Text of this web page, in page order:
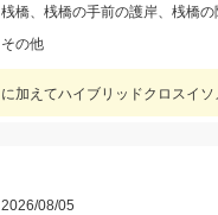
桟橋、桟橋の手前の護岸、桟橋の
その他
2026/08/05